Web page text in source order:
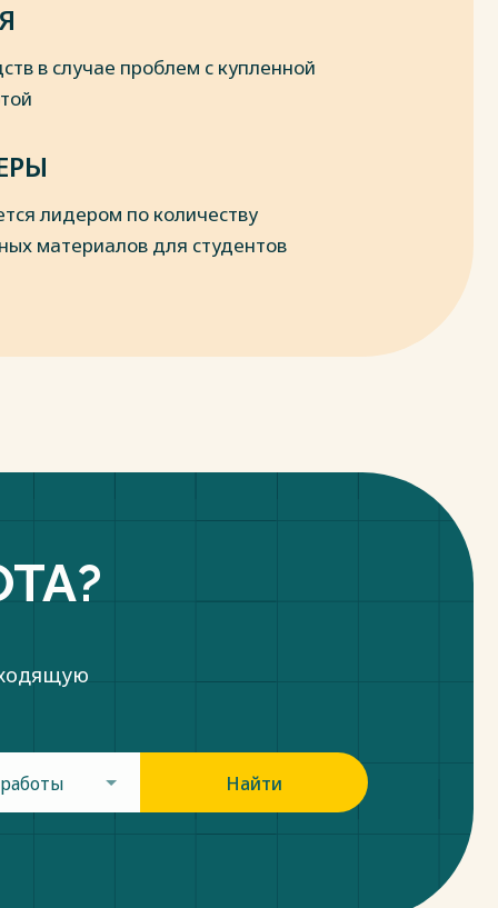
в случае проблем с купленной
лидером по количеству
материалов для студентов
Найти